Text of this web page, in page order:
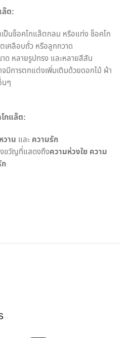
ล๊ต:
ป็นช็อคโกแล๊ตกลม หรือแท่ง ช็อคโก
คลือบถั่ว หรือลูกกวาด
ด หลายรูปทรง และหลายสีสัน
มีการตกแต่งเพิ่มเติมด้วยดอกไม้ ผ้า
ๆ
กแล๊ต:
วาน และ ความรัก
ขวัญที่แสดงถึงความห่วงใย ความ